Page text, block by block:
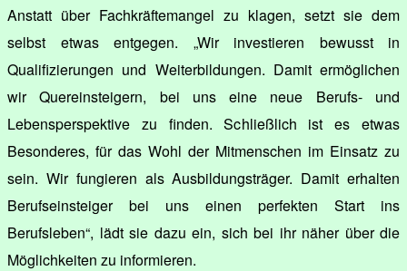
Anstatt über Fachkräftemangel zu klagen, setzt sie dem
selbst etwas entgegen. „Wir investieren bewusst in
Qualifizierungen und Weiterbildungen. Damit ermöglichen
wir Quereinsteigern, bei uns eine neue Berufs- und
Lebensperspektive zu finden. Schließlich ist es etwas
Besonderes, für das Wohl der Mitmenschen im Einsatz zu
sein. Wir fungieren als Ausbildungsträger. Damit erhalten
Berufseinsteiger bei uns einen perfekten Start ins
Berufsleben“, lädt sie dazu ein, sich bei ihr näher über die
Möglichkeiten zu informieren.